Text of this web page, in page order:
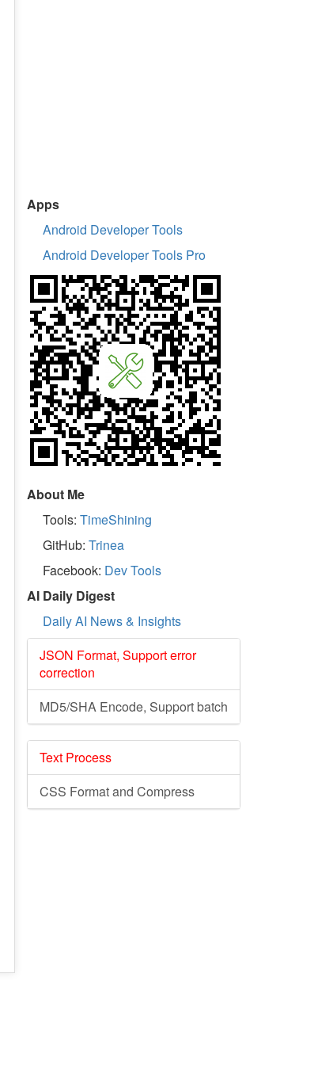
Apps
Android Developer Tools
Android Developer Tools Pro
About Me
Tools: TimeShining
GitHub: Trinea
Facebook: Dev Tools
AI Daily Digest
Daily AI News & Insights
JSON Format, Support error
correction
MD5/SHA Encode, Support batch
Text Process
CSS Format and Compress